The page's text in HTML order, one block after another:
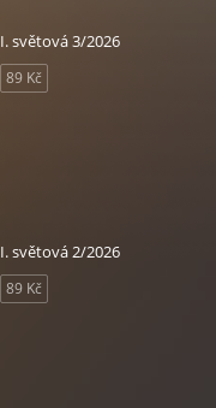
I. světová 3/2026
89 Kč
I. světová 2/2026
89 Kč